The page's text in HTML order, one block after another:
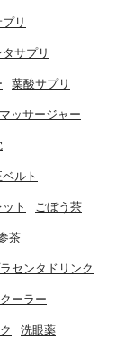
リ
サプリ
葉酸サプリ
ッサージャー
ルト
ト ごぼう茶
茶
センタドリンク
ーラー
洗眼薬